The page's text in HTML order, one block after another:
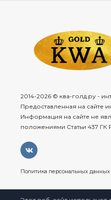
2014-2026 © ква-голд.ру -
Предоставленная на сайте
Информация на сайте не
положениями Статьи 437 ГК
Политика персональных данных